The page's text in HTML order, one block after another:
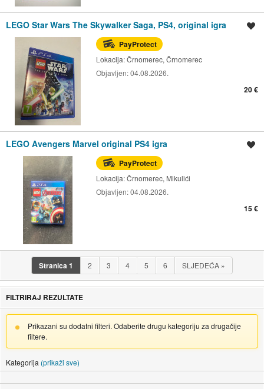
LEGO Star Wars The Skywalker Saga, PS4, original igra
PayProtect
Lokacija:Črnomerec, Črnomerec
Objavljen:04.08.2026.
20 €
LEGO Avengers Marvel original PS4 igra
PayProtect
Lokacija:Črnomerec, Mikulići
Objavljen:04.08.2026.
15 €
Stranica1 2 3 4 5 6 SLJEDEĆA »
FILTRIRAJ REZULTATE
Prikazani su dodatni filteri. Odaberite drugu kategoriju za drugačije
filtere.
Kategorija (prikaži sve)